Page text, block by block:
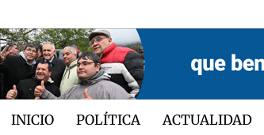
to
content
INICIO POLÍTICA ACTUALIDAD